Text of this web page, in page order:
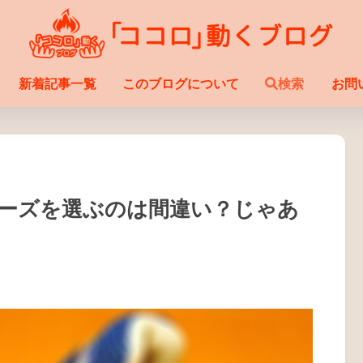
新着記事一覧 このブログについて 検索 お問